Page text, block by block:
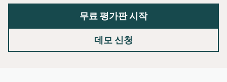
무료 평가판 시작
데모 신청